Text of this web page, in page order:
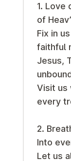
1. Love
of
Fix in
faithful
Jesus,
Visit us
every
2.
Into
Let us